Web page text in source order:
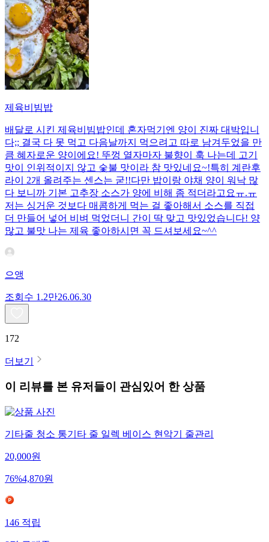
제육비빔밥
배달로 시킨 제육비빔밥인데 혼자먹기엔 양이 진짜 대박입니
다;; 결국 다 못 먹고 다음날까지 먹으려고 따로 남겨두었을 만
큼 혜자로운 양이에요! 뚜껑 열자마자 불향이 훅 나는데 고기
맛이 인위적이지 않고 숯불 맛이라 참 맛있네요~!특히 계란후
라이 2개 올려주는 센스는 굳!! ​다만 밥이랑 야채 양이 워낙 많
다 보니까 기본 고추장 소스가 양에 비해 좀 적더라고요ㅠ.ㅠ
저는 싱거운 것보다 매콤하게 먹는 걸 좋아해서 소스를 직접
더 만들어 넣어 비벼 먹었더니 간이 딱 맞고 맛있었습니다! 양
많고 불맛 나는 제육 좋아하시면 꼭 드셔보세요~^^
으앵
조회수 1.2만26.06.30
172
더보기
이 리뷰를 본 유저들이 관심있어 한 상품
기타줄 청소 통기타 줄 일렉 베이스 현악기 줄관리
20,000원
76%4,870원
146 적립